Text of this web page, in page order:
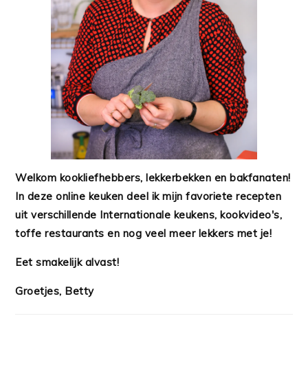
Welkom kookliefhebbers, lekkerbekken en bakfanaten!
In deze online keuken deel ik mijn favoriete recepten
uit verschillende Internationale keukens, kookvideo's,
toffe restaurants en nog veel meer lekkers met je!
Eet smakelijk alvast!
Groetjes, Betty